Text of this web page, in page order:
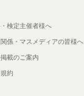
検定主催者様へ
係・マスメディアの皆様へ
載のご案内
約